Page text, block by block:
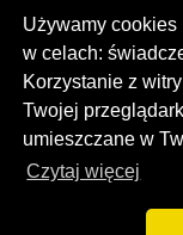
Używamy
w celach:
Korzystanie z
Twojej
umieszczane w
Czytaj więcej
LUCYNA
Wróblewski Paweł
Mariusz Zieliński
RAFAŁ CURYŁO
© 2022